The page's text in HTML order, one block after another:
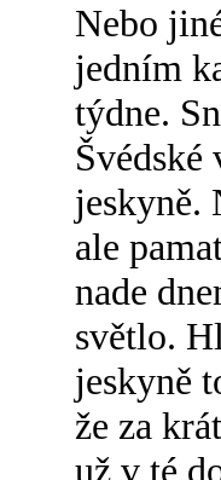
Nebo
jedním
týdne.
jeskyně.
ale
nade
světlo.
jeskyně
že za
už v té